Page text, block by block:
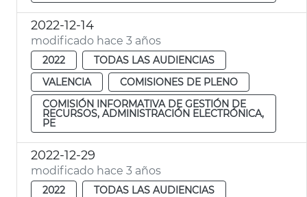
2022-12-14
modificado hace 3 años
2022
TODAS LAS AUDIENCIAS
VALENCIA
COMISIONES DE PLENO
COMISIÓN INFORMATIVA DE GESTIÓN DE
RECURSOS, ADMINISTRACIÓN ELECTRÓNICA,
PE
2022-12-29
modificado hace 3 años
2022
TODAS LAS AUDIENCIAS